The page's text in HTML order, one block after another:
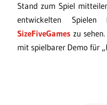
Stand zum Spiel
entwickelten
SizeFiveGames zu
mit spielbarer Demo für